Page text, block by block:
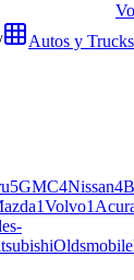
Autos y Trucks
5GMC4Nissan4
1Volvo1
Oldsmobile